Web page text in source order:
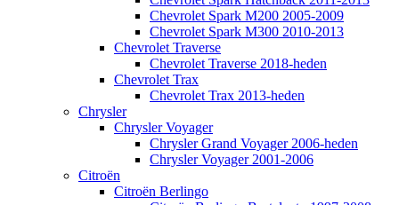
Chevrolet Spark M200 2005-2009
Chevrolet Spark M300 2010-2013
Chevrolet Traverse
Chevrolet Traverse 2018-heden
Chevrolet Trax
Chevrolet Trax 2013-heden
Chrysler
Chrysler Voyager
Chrysler Grand Voyager 2006-heden
Chrysler Voyager 2001-2006
Citroën
Citroën Berlingo